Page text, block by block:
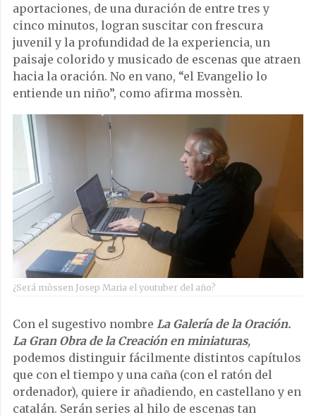
aportaciones, de una duración de entre tres y
cinco minutos, logran suscitar con frescura
juvenil y la profundidad de la experiencia, un
paisaje colorido y musicado de escenas que atraen
hacia la oración. No en vano, “el Evangelio lo
entiende un niño”, como afirma mossèn.
¿Será mòssen Josep Maria el youtuber del año?
Con el sugestivo nombre La Galería de la Oración.
La Gran Obra de la Creación en miniaturas,
podemos distinguir fácilmente distintos capítulos
que con el tiempo y una caña (con el ratón del
ordenador), quiere ir añadiendo, en castellano y en
catalán. Serán series al hilo de escenas tan